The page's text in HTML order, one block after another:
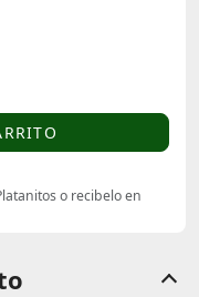
o recibelo en